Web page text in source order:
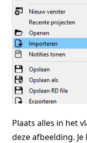
Plaats alles in het
deze afbeelding.